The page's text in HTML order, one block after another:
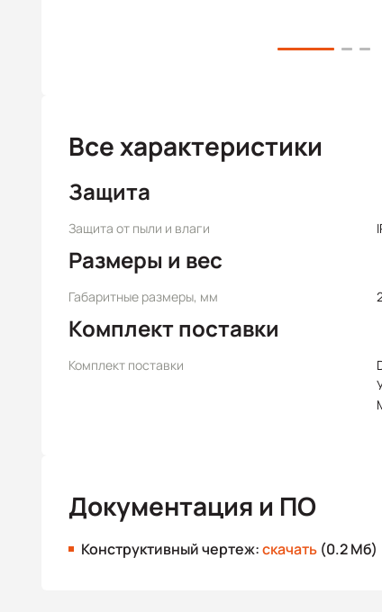
Все характеристики
Защита
Защита от пыли и влаги
Размеры и вес
Габаритные размеры, мм
Комплект поставки
Комплект поставки
Документация и ПО
Конструктивный чертеж:скачать (0.2 Мб)